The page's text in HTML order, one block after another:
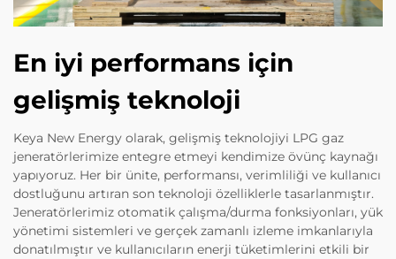
En iyi performans için
gelişmiş teknoloji
Keya New Energy olarak, gelişmiş teknolojiyi LPG gaz
jeneratörlerimize entegre etmeyi kendimize övünç kaynağı
yapıyoruz. Her bir ünite, performansı, verimliliği ve kullanıcı
dostluğunu artıran son teknoloji özelliklerle tasarlanmıştır.
Jeneratörlerimiz otomatik çalışma/durma fonksiyonları, yük
yönetimi sistemleri ve gerçek zamanlı izleme imkanlarıyla
donatılmıştır ve kullanıcıların enerji tüketimlerini etkili bir